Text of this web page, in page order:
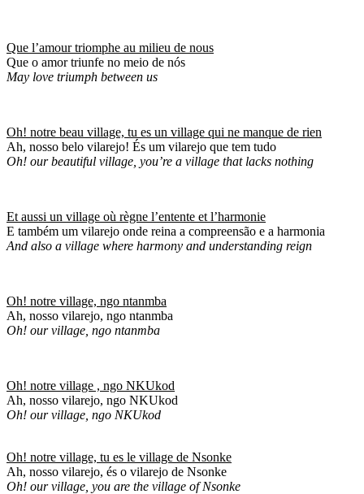
Que l’amour triomphe au milieu de nous
Que o amor triunfe no meio de nós
May love triumph between us
Oh! notre beau village, tu es un village qui ne manque de rien
Ah, nosso belo vilarejo! És um vilarejo que tem tudo
Oh! our beautiful village, you’re a village that lacks nothing
Et aussi un village où règne l’entente et l’harmonie
E também um vilarejo onde reina a compreensão e a harmonia
And also a village where harmony and understanding reign
Oh! notre village, ngo ntanmba
Ah, nosso vilarejo, ngo ntanmba
Oh! our village, ngo ntanmba
Oh! notre village , ngo NKUkod
Ah, nosso vilarejo, ngo NKUkod
Oh! our village, ngo NKUkod
Oh! notre village, tu es le village de Nsonke
Ah, nosso vilarejo, és o vilarejo de Nsonke
Oh! our village, you are the village of Nsonke